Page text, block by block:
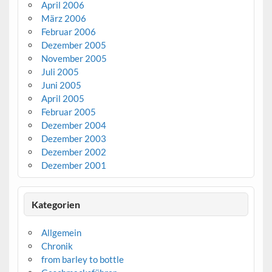
April 2006
März 2006
Februar 2006
Dezember 2005
November 2005
Juli 2005
Juni 2005
April 2005
Februar 2005
Dezember 2004
Dezember 2003
Dezember 2002
Dezember 2001
Kategorien
Allgemein
Chronik
from barley to bottle